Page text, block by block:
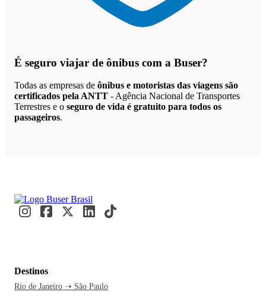
É seguro viajar de ônibus com a Buser?
Todas as empresas de ônibus e motoristas das viagens são
certificados pela ANTT - Agência Nacional de Transportes
Terrestres e o seguro de vida é gratuito para todos os
passageiros.
Destinos
Rio de Janeiro ➝ São Paulo